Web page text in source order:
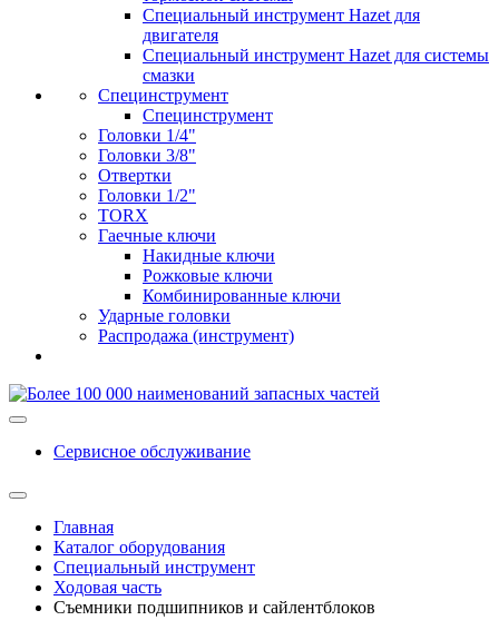
Специальный инструмент Hazet для
двигателя
Специальный инструмент Hazet для системы
смазки
Специнструмент
Специнструмент
Головки 1/4"
Головки 3/8"
Отвертки
Головки 1/2"
TORX
Гаечные ключи
Накидные ключи
Рожковые ключи
Комбинированные ключи
Ударные головки
Распродажа (инструмент)
Сервисное обслуживание
Главная
Каталог оборудования
Специальный инструмент
Ходовая часть
Съемники подшипников и сайлентблоков